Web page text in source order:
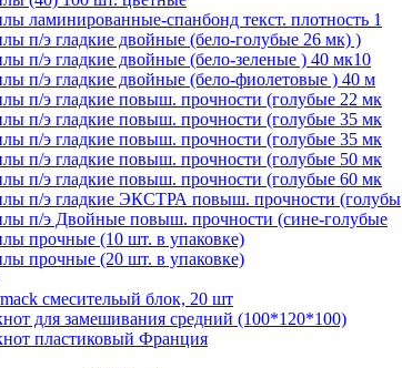
ламинированные-спанбонд текст. плотность 1
п/э гладкие двойные (бело-голубые 26 мк) )
п/э гладкие двойные (бело-зеленые ) 40 мк10
п/э гладкие двойные (бело-фиолетовые ) 40 м
п/э гладкие повыш. прочности (голубые 22 мк
п/э гладкие повыш. прочности (голубые 35 мк
п/э гладкие повыш. прочности (голубые 35 мк
п/э гладкие повыш. прочности (голубые 50 мк
п/э гладкие повыш. прочности (голубые 60 мк
п/э гладкие ЭКСТРА повыш. прочности (голубы
п/э Двойные повыш. прочности (сине-голубые
прочные (10 шт. в упаковке)
прочные (20 шт. в упаковке)
смесительый блок, 20 шт
для замешивания средний (100*120*100)
пластиковый Франция